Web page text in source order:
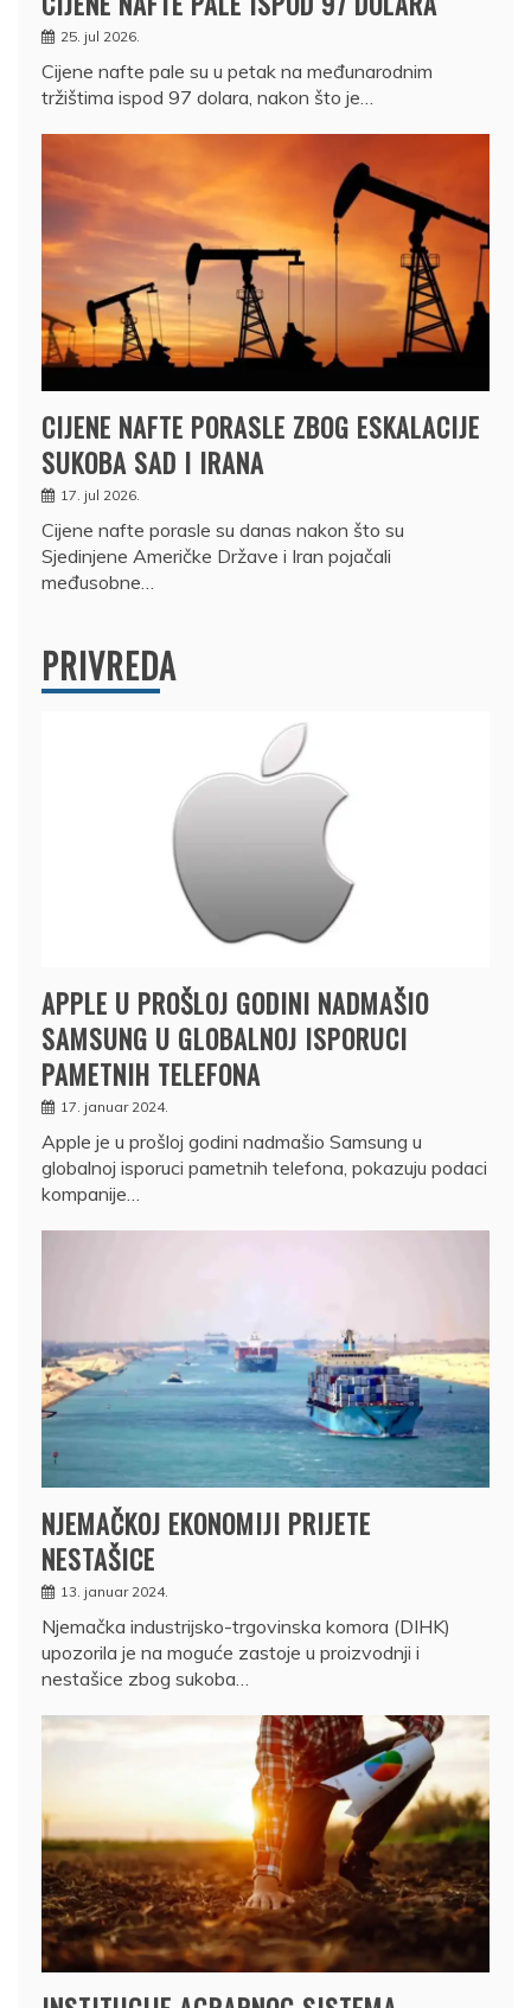
25. jul 2026.
Cijene nafte pale su u petak na međunarodnim
tržištima ispod 97 dolara, nakon što je…
CIJENE NAFTE PORASLE ZBOG ESKALACIJE
SUKOBA SAD I IRANA
17. jul 2026.
Cijene nafte porasle su danas nakon što su
Sjedinjene Američke Države i Iran pojačali
međusobne…
PRIVREDA
APPLE U PROŠLOJ GODINI NADMAŠIO
SAMSUNG U GLOBALNOJ ISPORUCI
PAMETNIH TELEFONA
17. januar 2024.
Apple je u prošloj godini nadmašio Samsung u
globalnoj isporuci pametnih telefona, pokazuju podaci
kompanije…
NJEMAČKOJ EKONOMIJI PRIJETE
NESTAŠICE
13. januar 2024.
Njemačka industrijsko-trgovinska komora (DIHK)
upozorila je na moguće zastoje u proizvodnji i
nestašice zbog sukoba…